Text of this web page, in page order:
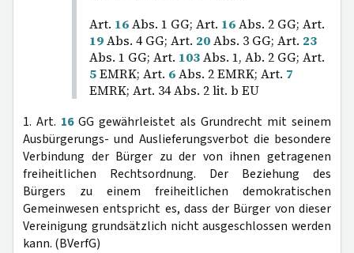
Art. 16Abs. 1 GG; Art. 16Abs. 2 GG; Art.
19Abs. 4 GG; Art. 20Abs. 3 GG; Art. 23
Abs. 1 GG; Art. 103Abs. 1, Ab. 2 GG; Art.
5EMRK; Art. 6Abs. 2 EMRK; Art. 7
EMRK; Art. 34 Abs. 2 lit. b EU
1. Art. 16GG gewährleistet als Grundrecht mit seinem
Ausbürgerungs- und Auslieferungsverbot die besondere
Verbindung der Bürger zu der von ihnen getragenen
freiheitlichen Rechtsordnung. Der Beziehung des
Bürgers zu einem freiheitlichen demokratischen
Gemeinwesen entspricht es, dass der Bürger von dieser
Vereinigung grundsätzlich nicht ausgeschlossen werden
kann. (BVerfG)